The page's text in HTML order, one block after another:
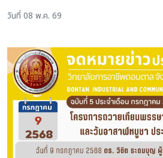
วันที่ 08 พ.ค. 69